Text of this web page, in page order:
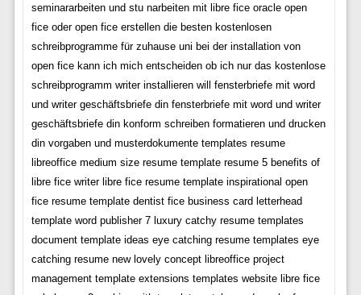
seminararbeiten und stu narbeiten mit libre fice oracle open
fice oder open fice erstellen die besten kostenlosen
schreibprogramme für zuhause uni bei der installation von
open fice kann ich mich entscheiden ob ich nur das kostenlose
schreibprogramm writer installieren will fensterbriefe mit word
und writer geschäftsbriefe din fensterbriefe mit word und writer
geschäftsbriefe din konform schreiben formatieren und drucken
din vorgaben und musterdokumente templates resume
libreoffice medium size resume template resume 5 benefits of
libre fice writer libre fice resume template inspirational open
fice resume template dentist fice business card letterhead
template word publisher 7 luxury catchy resume templates
document template ideas eye catching resume templates eye
catching resume new lovely concept libreoffice project
management template extensions templates website libre fice